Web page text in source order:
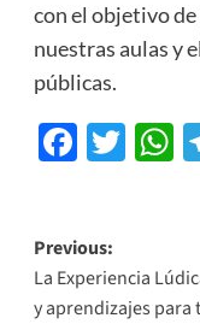
con el objetivo
nuestras aulas y
públicas.
Previous:
La Experiencia
y aprendizajes para